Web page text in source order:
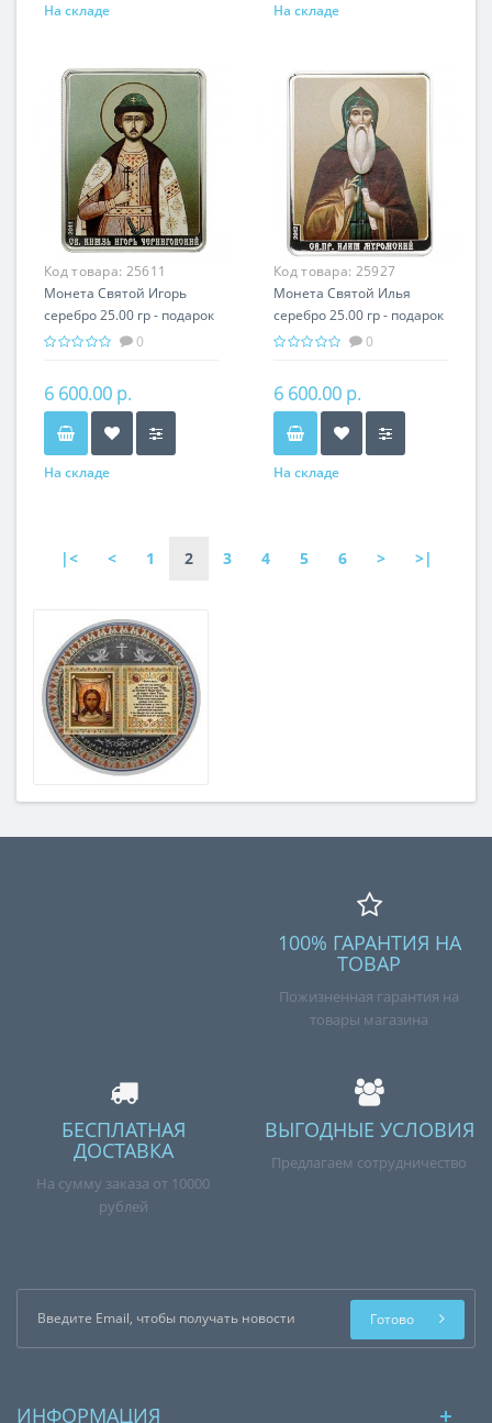
На складе На складе
Код товара: 25611
Монета Святой Игорь
серебро 25.00 гр - подарок
икона имени0
6 600.00 р.
На складе
Код товара: 25927
Монета Святой Илья
серебро 25.00 гр - подарок
икона имени0
6 600.00 р.
На складе
|< < 1 2 3 4 5 6 > >|
100% ГАРАНТИЯ НА
ТОВАР
Пожизненная гарантия на
товары магазина
БЕСПЛАТНАЯ
ДОСТАВКА
На сумму заказа от 10000
рублей
ВЫГОДНЫЕ УСЛОВИЯ
Предлагаем сотрудничество
Готово
ИНФОРМАЦИЯ